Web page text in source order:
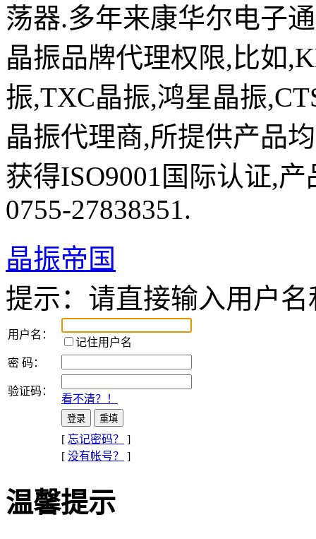
荡器.多年来康华尔电子
晶振品牌代理权限,比如
振,TXC晶振,鸿星晶振
晶振代理商,所提供产品
获得ISO9001国际认证,
0755-27838351.
晶振帝国
提示： 请直接输入用户名
用户名：
记住用户名
密 码：
验证码：
看不清？！
[ 忘记密码？
]
[ 没有帐号？ ]
温馨提示